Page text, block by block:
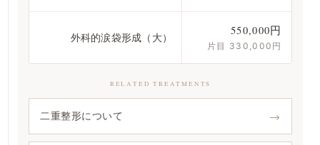
外科的涙袋形成（大）
550,000円
片目 330,000円
RELATED TREATMENTS
二重整形について →